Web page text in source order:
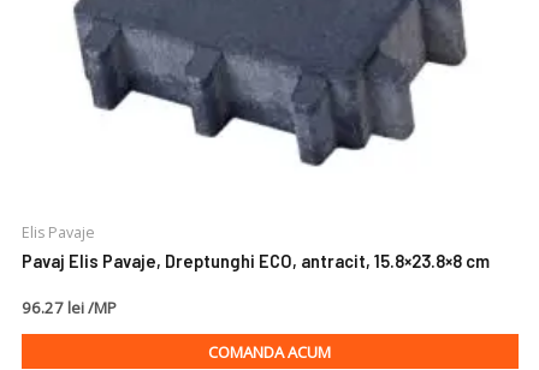
Elis Pavaje
Pavaj Elis Pavaje, Dreptunghi ECO, antracit, 15.8×23.8×8 cm
96.27 lei /MP
COMANDA ACUM